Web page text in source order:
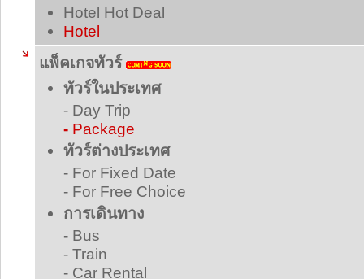
Hotel Hot Deal
Hotel
แพ็คเกจทัวร์
ทัวร์ในประเทศ
- Day Trip
- Package
ทัวร์ต่างประเทศ
- For Fixed Date
- For Free Choice
การเดินทาง
- Bus
- Train
- Car Rental